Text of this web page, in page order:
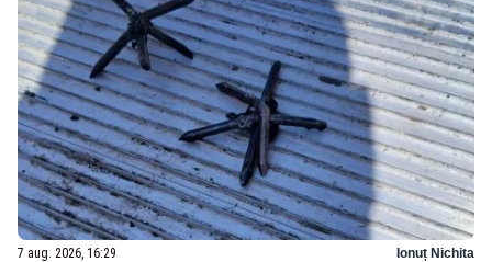
7 aug. 2026, 16:29 Ionuț Nichita